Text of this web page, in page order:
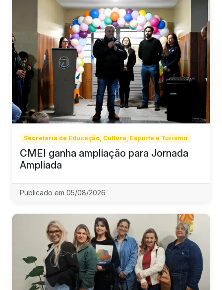
Secretaria de Educação, Cultura, Esporte e Turismo
CMEI ganha ampliação para Jornada
Ampliada
Publicado em 05/08/2026